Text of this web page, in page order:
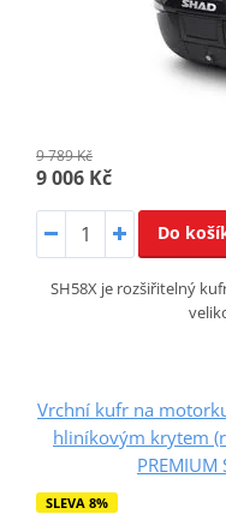
9 789 Kč
9 006 Kč
Do
SH58X je rozšiřitelný
Vrchní kufr na
hliníkovým krytem
PREMIUM
SLEVA 8%